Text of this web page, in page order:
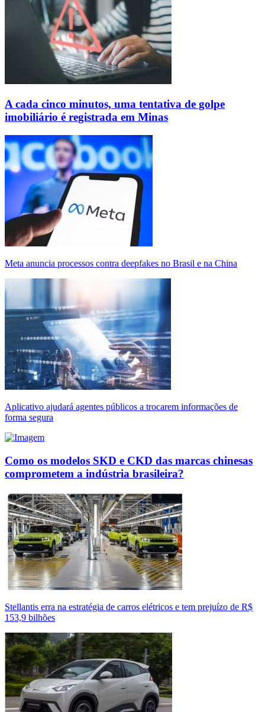
A cada cinco minutos, uma tentativa de golpe
imobiliário é registrada em Minas
Meta anuncia processos contra deepfakes no Brasil e na China
Aplicativo ajudará agentes públicos a trocarem informações de
forma segura
Como os modelos SKD e CKD das marcas chinesas
comprometem a indústria brasileira?
Stellantis erra na estratégia de carros elétricos e tem prejuízo de R$
153,9 bilhões